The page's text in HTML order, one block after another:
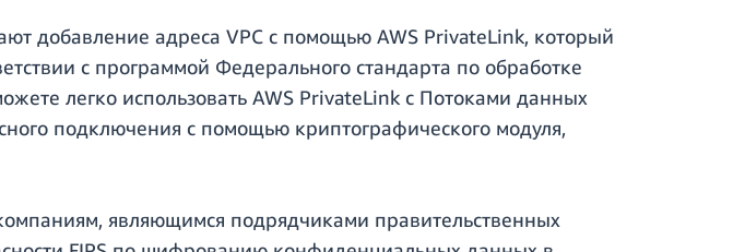
добавление адреса VPC с помощью AWS PrivateLink, который
с программой Федерального стандарта по обработке
легко использовать AWS PrivateLink с Потоками данных
подключения с помощью криптографического модуля,
являющимся подрядчиками правительственных